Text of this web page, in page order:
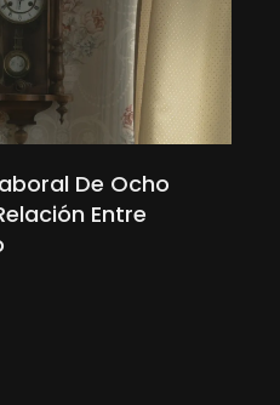
De Ocho
Entre